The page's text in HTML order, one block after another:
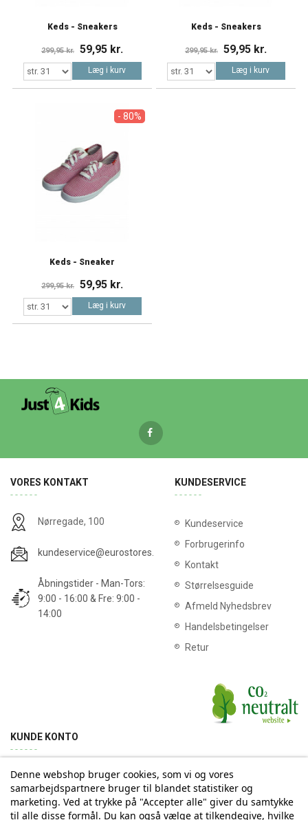
Keds - Sneakers
299,95 kr. 59,95 kr.
Læg i kurv
Keds - Sneakers
299,95 kr. 59,95 kr.
Læg i kurv
- 80%
Keds - Sneaker
299,95 kr. 59,95 kr.
Læg i kurv
VORES KONTAKT
Nørregade, 100
kundeservice@eurostores.dk
Åbningstider - Man-Tors:
9:00 - 16:00 & Fre: 9:00 -
14:00
KUNDESERVICE
Kundeservice
Forbrugerinfo
Kontakt
Størrelsesguide
Afmeld Nyhedsbrev
Handelsbetingelser
Retur
KUNDE KONTO
Min konto Ordrehistorik Returnering Adresse
Denne webshop bruger cookies, som vi og vores
samarbejdspartnere bruger til blandet statistiker og
marketing. Ved at trykke på "Accepter alle" giver du samtykke
til alle disse formål. Du kan også vælge at tilkendegive, hvilke